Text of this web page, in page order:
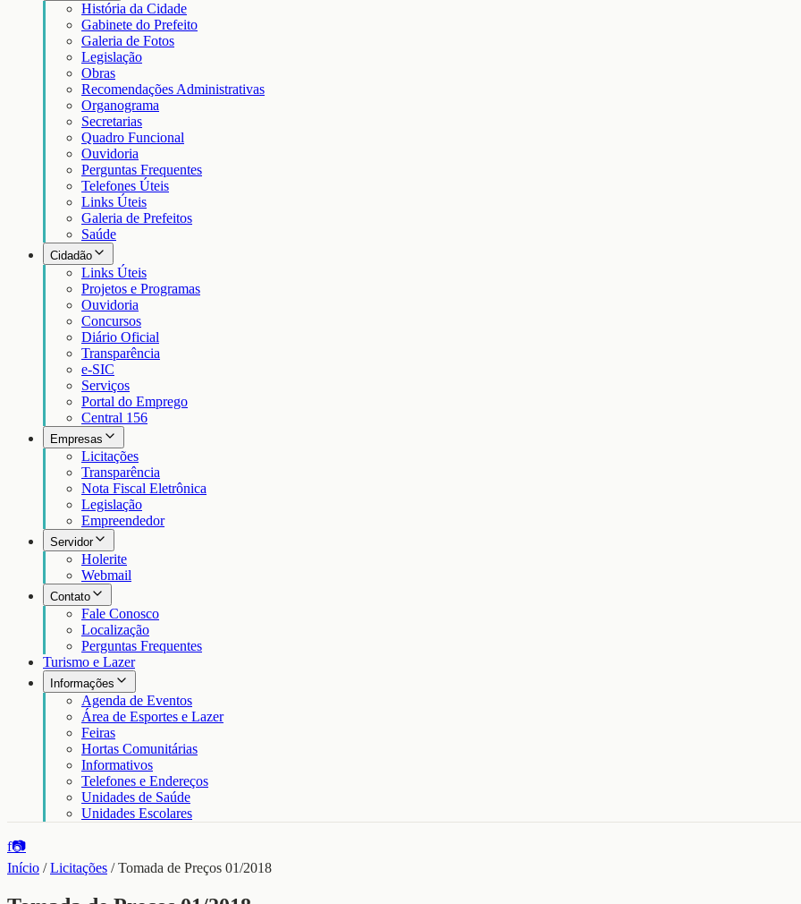
História da Cidade
Gabinete do Prefeito
Galeria de Fotos
Legislação
Obras
Recomendações Administrativas
Organograma
Secretarias
Quadro Funcional
Ouvidoria
Perguntas Frequentes
Telefones Úteis
Links Úteis
Galeria de Prefeitos
Saúde
Cidadão
Links Úteis
Projetos e Programas
Ouvidoria
Concursos
Diário Oficial
Transparência
e-SIC
Serviços
Portal do Emprego
Central 156
Empresas
Licitações
Transparência
Nota Fiscal Eletrônica
Legislação
Empreendedor
Servidor
Holerite
Webmail
Contato
Fale Conosco
Localização
Perguntas Frequentes
Turismo e Lazer
Informações
Agenda de Eventos
Área de Esportes e Lazer
Feiras
Hortas Comunitárias
Informativos
Telefones e Endereços
Unidades de Saúde
Unidades Escolares
f📷
Início /Licitações /Tomada de Preços 01/2018